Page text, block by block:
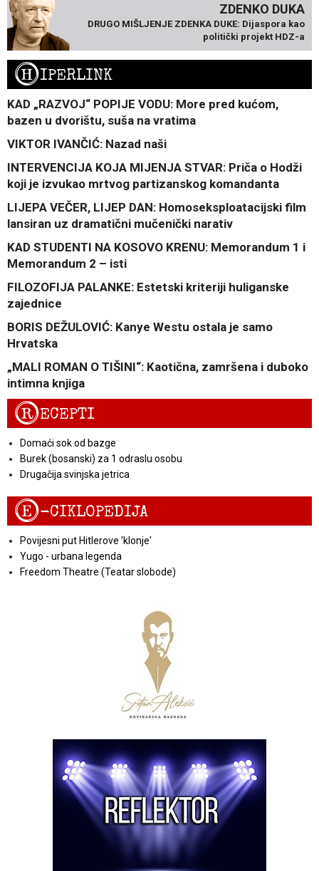
ZDENKO DUKA
DRUGO MIŠLJENJE ZDENKA DUKE: Dijaspora kao
politički projekt HDZ-a
HIPERLINK
KAD „RAZVOJ“ POPIJE VODU: More pred kućom,
bazen u dvorištu, suša na vratima
VIKTOR IVANČIĆ: Nazad naši
INTERVENCIJA KOJA MIJENJA STVAR: Priča o Hodži
koji je izvukao mrtvog partizanskog komandanta
LIJEPA VEČER, LIJEP DAN: Homoseksploatacijski film
lansiran uz dramatični mučenički narativ
KAD STUDENTI NA KOSOVO KRENU: Memorandum 1 i
Memorandum 2 – isti
FILOZOFIJA PALANKE: Estetski kriteriji huliganske
zajednice
BORIS DEŽULOVIĆ: Kanye Westu ostala je samo
Hrvatska
„MALI ROMAN O TIŠINI“: Kaotična, zamršena i duboko
intimna knjiga
RECEPTI
Domaći sok od bazge
Burek (bosanski) za 1 odraslu osobu
Drugačija svinjska jetrica
E-CIKLOPEDIJA
Povijesni put Hitlerove 'klonje'
Yugo - urbana legenda
Freedom Theatre (Teatar slobode)